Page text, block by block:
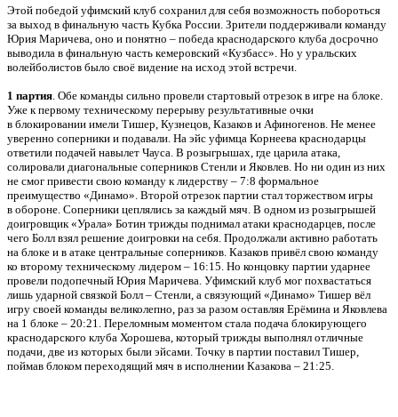
Этой победой уфимский клуб сохранил для себя возможность побороться
за выход в финальную часть Кубка России. Зрители поддерживали команду
Юрия Маричева, оно и понятно – победа краснодарского клуба досрочно
выводила в финальную часть кемеровский «Кузбасс». Но у уральских
волейболистов было своё видение на исход этой встречи.
1 партия. Обе команды сильно провели стартовый отрезок в игре на блоке.
Уже к первому техническому перерыву результативные очки
в блокировании имели Тишер, Кузнецов, Казаков и Афиногенов. Не менее
уверенно соперники и подавали. На эйс уфимца Корнеева краснодарцы
ответили подачей навылет Чауса. В розыгрышах, где царила атака,
солировали диагональные соперников Стенли и Яковлев. Но ни один из них
не смог привести свою команду к лидерству – 7:8 формальное
преимущество «Динамо». Второй отрезок партии стал торжеством игры
в обороне. Соперники цеплялись за каждый мяч. В одном из розыгрышей
доигровщик «Урала» Ботин трижды поднимал атаки краснодарцев, после
чего Болл взял решение доигровки на себя. Продолжали активно работать
на блоке и в атаке центральные соперников. Казаков привёл свою команду
ко второму техническому лидером – 16:15. Но концовку партии ударнее
провели подопечный Юрия Маричева. Уфимский клуб мог похвастаться
лишь ударной связкой Болл – Стенли, а связующий «Динамо» Тишер вёл
игру своей команды великолепно, раз за разом оставляя Ерёмина и Яковлева
на 1 блоке – 20:21. Переломным моментом стала подача блокирующего
краснодарского клуба Хорошева, который трижды выполнял отличные
подачи, две из которых были эйсами. Точку в партии поставил Тишер,
поймав блоком переходящий мяч в исполнении Казакова – 21:25.